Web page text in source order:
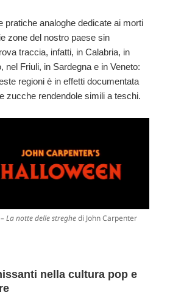
pratiche analoghe dedicate ai morti
zone del nostro paese sin
traccia, infatti, in Calabria, in
nel Friuli, in Sardegna e in Veneto:
regioni è in effetti documentata
zucche rendendole simili a teschi.
La notte delle streghedi John Carpenter
nella cultura pop e